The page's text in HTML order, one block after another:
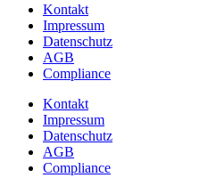
Kontakt
Impressum
Datenschutz
AGB
Compliance
Kontakt
Impressum
Datenschutz
AGB
Compliance